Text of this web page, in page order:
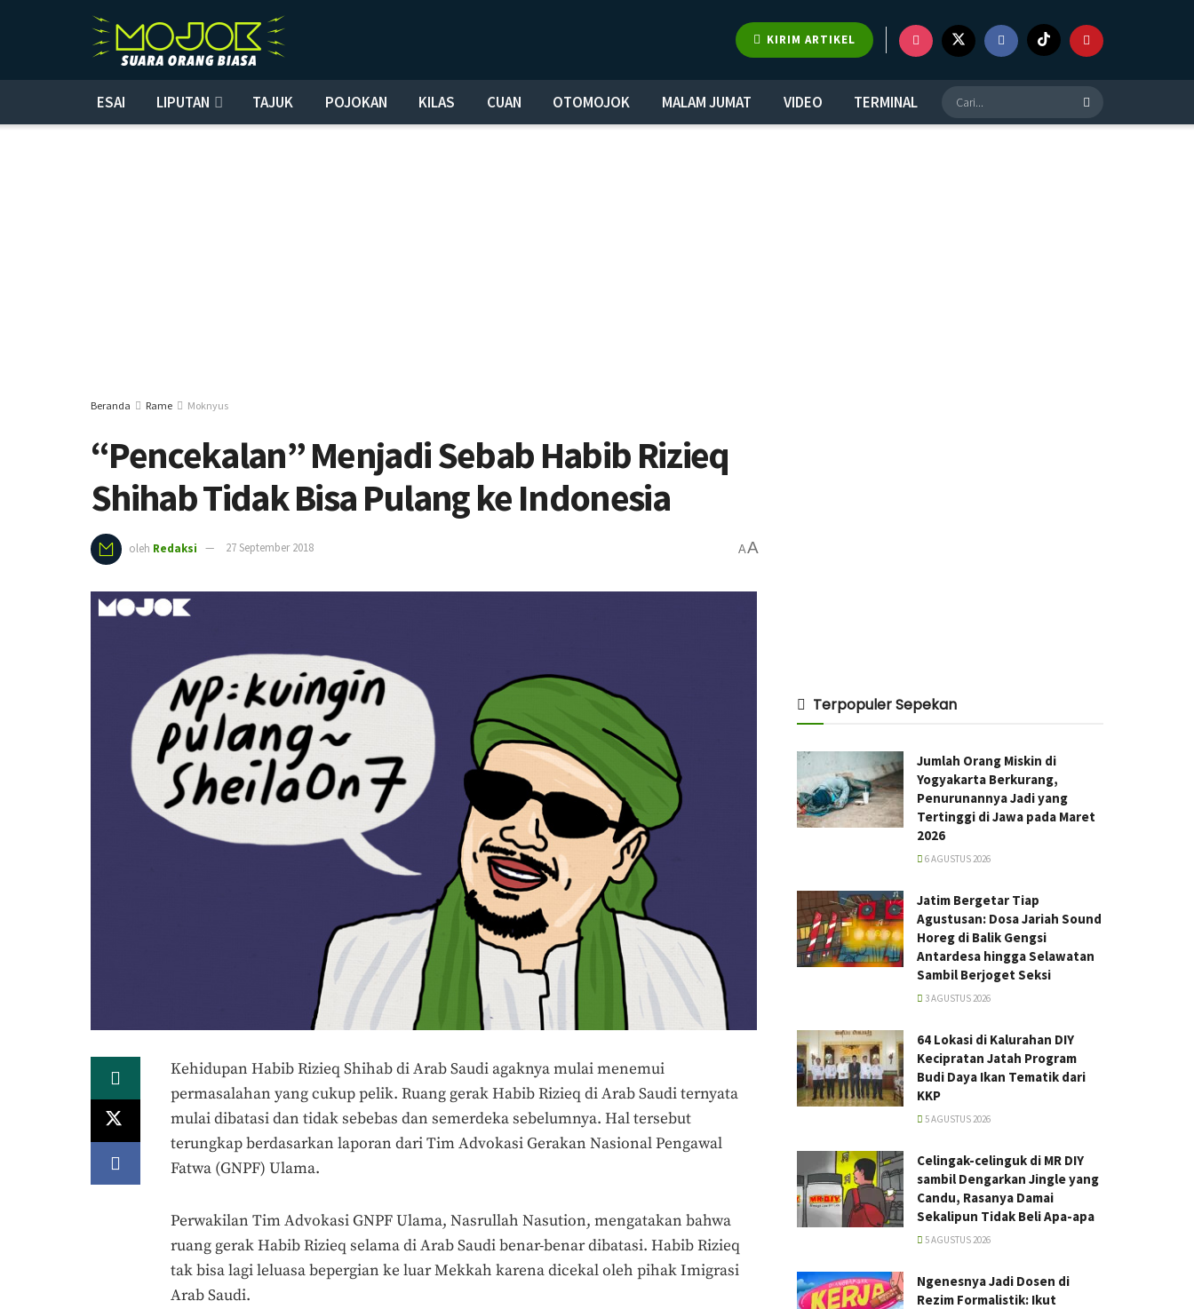
KIRIM ARTIKEL
ESAI LIPUTAN TAJUK POJOKAN KILAS CUAN OTOMOJOK MALAM JUMAT VIDEO TERMINAL
Beranda Rame Moknyus
“Pencekalan” Menjadi Sebab Habib Rizieq
Shihab Tidak Bisa Pulang ke Indonesia
oleh Redaksi 27 September 2018 AA
Kehidupan Habib Rizieq Shihab di Arab Saudi agaknya mulai menemui
permasalahan yang cukup pelik. Ruang gerak Habib Rizieq di Arab Saudi ternyata
mulai dibatasi dan tidak sebebas dan semerdeka sebelumnya. Hal tersebut
terungkap berdasarkan laporan dari Tim Advokasi Gerakan Nasional Pengawal
Fatwa (GNPF) Ulama.
Perwakilan Tim Advokasi GNPF Ulama, Nasrullah Nasution, mengatakan bahwa
ruang gerak Habib Rizieq selama di Arab Saudi benar-benar dibatasi. Habib Rizieq
tak bisa lagi leluasa bepergian ke luar Mekkah karena dicekal oleh pihak Imigrasi
Arab Saudi.
Terpopuler Sepekan
Jumlah Orang Miskin di
Yogyakarta Berkurang,
Penurunannya Jadi yang
Tertinggi di Jawa pada Maret
2026
6 AGUSTUS 2026
Jatim Bergetar Tiap
Agustusan: Dosa Jariah Sound
Horeg di Balik Gengsi
Antardesa hingga Selawatan
Sambil Berjoget Seksi
3 AGUSTUS 2026
64 Lokasi di Kalurahan DIY
Kecipratan Jatah Program
Budi Daya Ikan Tematik dari
KKP
5 AGUSTUS 2026
Celingak-celinguk di MR DIY
sambil Dengarkan Jingle yang
Candu, Rasanya Damai
Sekalipun Tidak Beli Apa-apa
5 AGUSTUS 2026
Ngenesnya Jadi Dosen di
Rezim Formalistik: Ikut